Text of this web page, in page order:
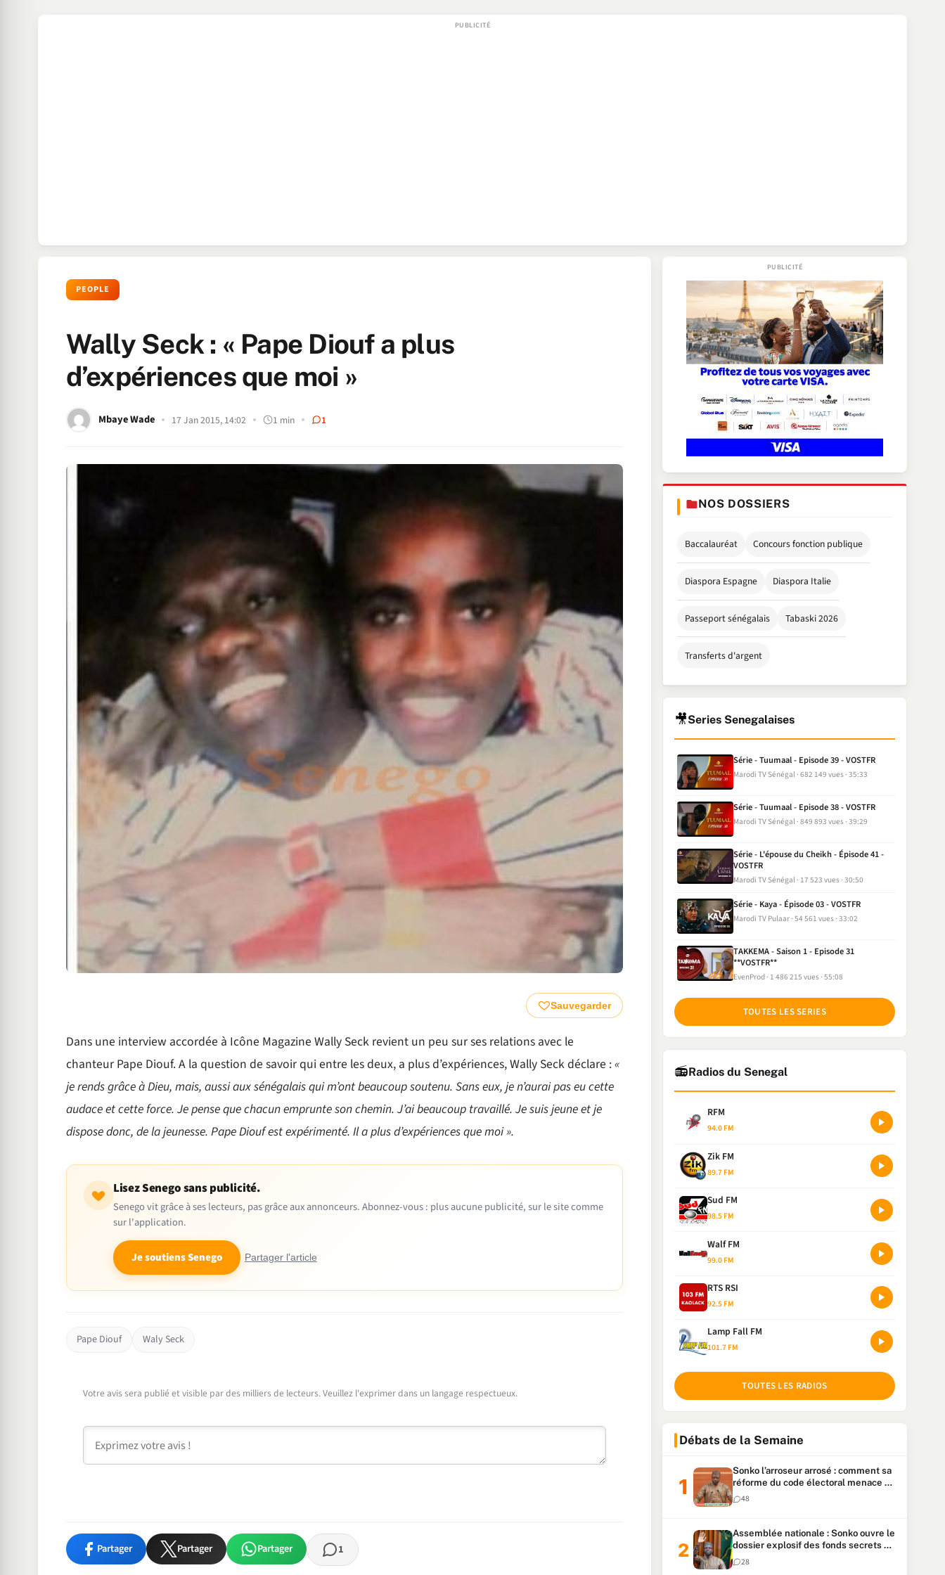
PEOPLE
Wally Seck : « Pape Diouf a plus
d’expériences que moi »
Mbaye Wade 17 Jan 2015, 14:02 1 min 1
Sauvegarder
Dans une interview accordée à Icône Magazine Wally Seck revient un peu sur ses relations avec le
chanteur Pape Diouf. A la question de savoir qui entre les deux, a plus d’expériences, Wally Seck déclare :«
je rends grâce à Dieu, mais, aussi aux sénégalais qui m’ont beaucoup soutenu. Sans eux, je n’aurai pas eu cette
audace et cette force. Je pense que chacun emprunte son chemin. J’ai beaucoup travaillé. Je suis jeune et je
dispose donc, de la jeunesse. Pape Diouf est expérimenté. Il a plus d’expériences que moi ».
Lisez Senego sans publicité.
Senego vit grâce à ses lecteurs, pas grâce aux annonceurs. Abonnez-vous : plus aucune publicité, sur le site comme
sur l'application.
Je soutiens Senego Partager l'article
Pape Diouf Waly Seck
Votre avis sera publié et visible par des milliers de lecteurs. Veuillez l'exprimer dans un langage respectueux.
Commentaire
Partager Partager Partager 1
NOS DOSSIERS
Baccalauréat Concours fonction publique
Diaspora Espagne Diaspora Italie
Passeport sénégalais Tabaski 2026
Transferts d'argent
🎥Series Senegalaises
Série - Tuumaal - Episode 39 - VOSTFR
Marodi TV Sénégal 682 149 vues 35:33
Série - Tuumaal - Episode 38 - VOSTFR
Marodi TV Sénégal 849 893 vues 39:29
Série - L'épouse du Cheikh - Épisode 41 -
VOSTFR
Marodi TV Sénégal 17 523 vues 30:50
Série - Kaya - Épisode 03 - VOSTFR
Marodi TV Pulaar 54 561 vues 33:02
TAKKEMA - Saison 1 - Episode 31
**VOSTFR**
EvenProd 1 486 215 vues 55:08
TOUTES LES SERIES
📻Radios du Senegal
RFM
94.0 FM
Zik FM
89.7 FM
Sud FM
98.5 FM
Walf FM
99.0 FM
RTS RSI
92.5 FM
Lamp Fall FM
101.7 FM
TOUTES LES RADIOS
Débats de la Semaine
Sonko l’arroseur arrosé : comment sa
réforme du code électoral menace sa
candidature
48
Assemblée nationale : Sonko ouvre le
dossier explosif des fonds secrets et
du patrimoine présidentiel
28